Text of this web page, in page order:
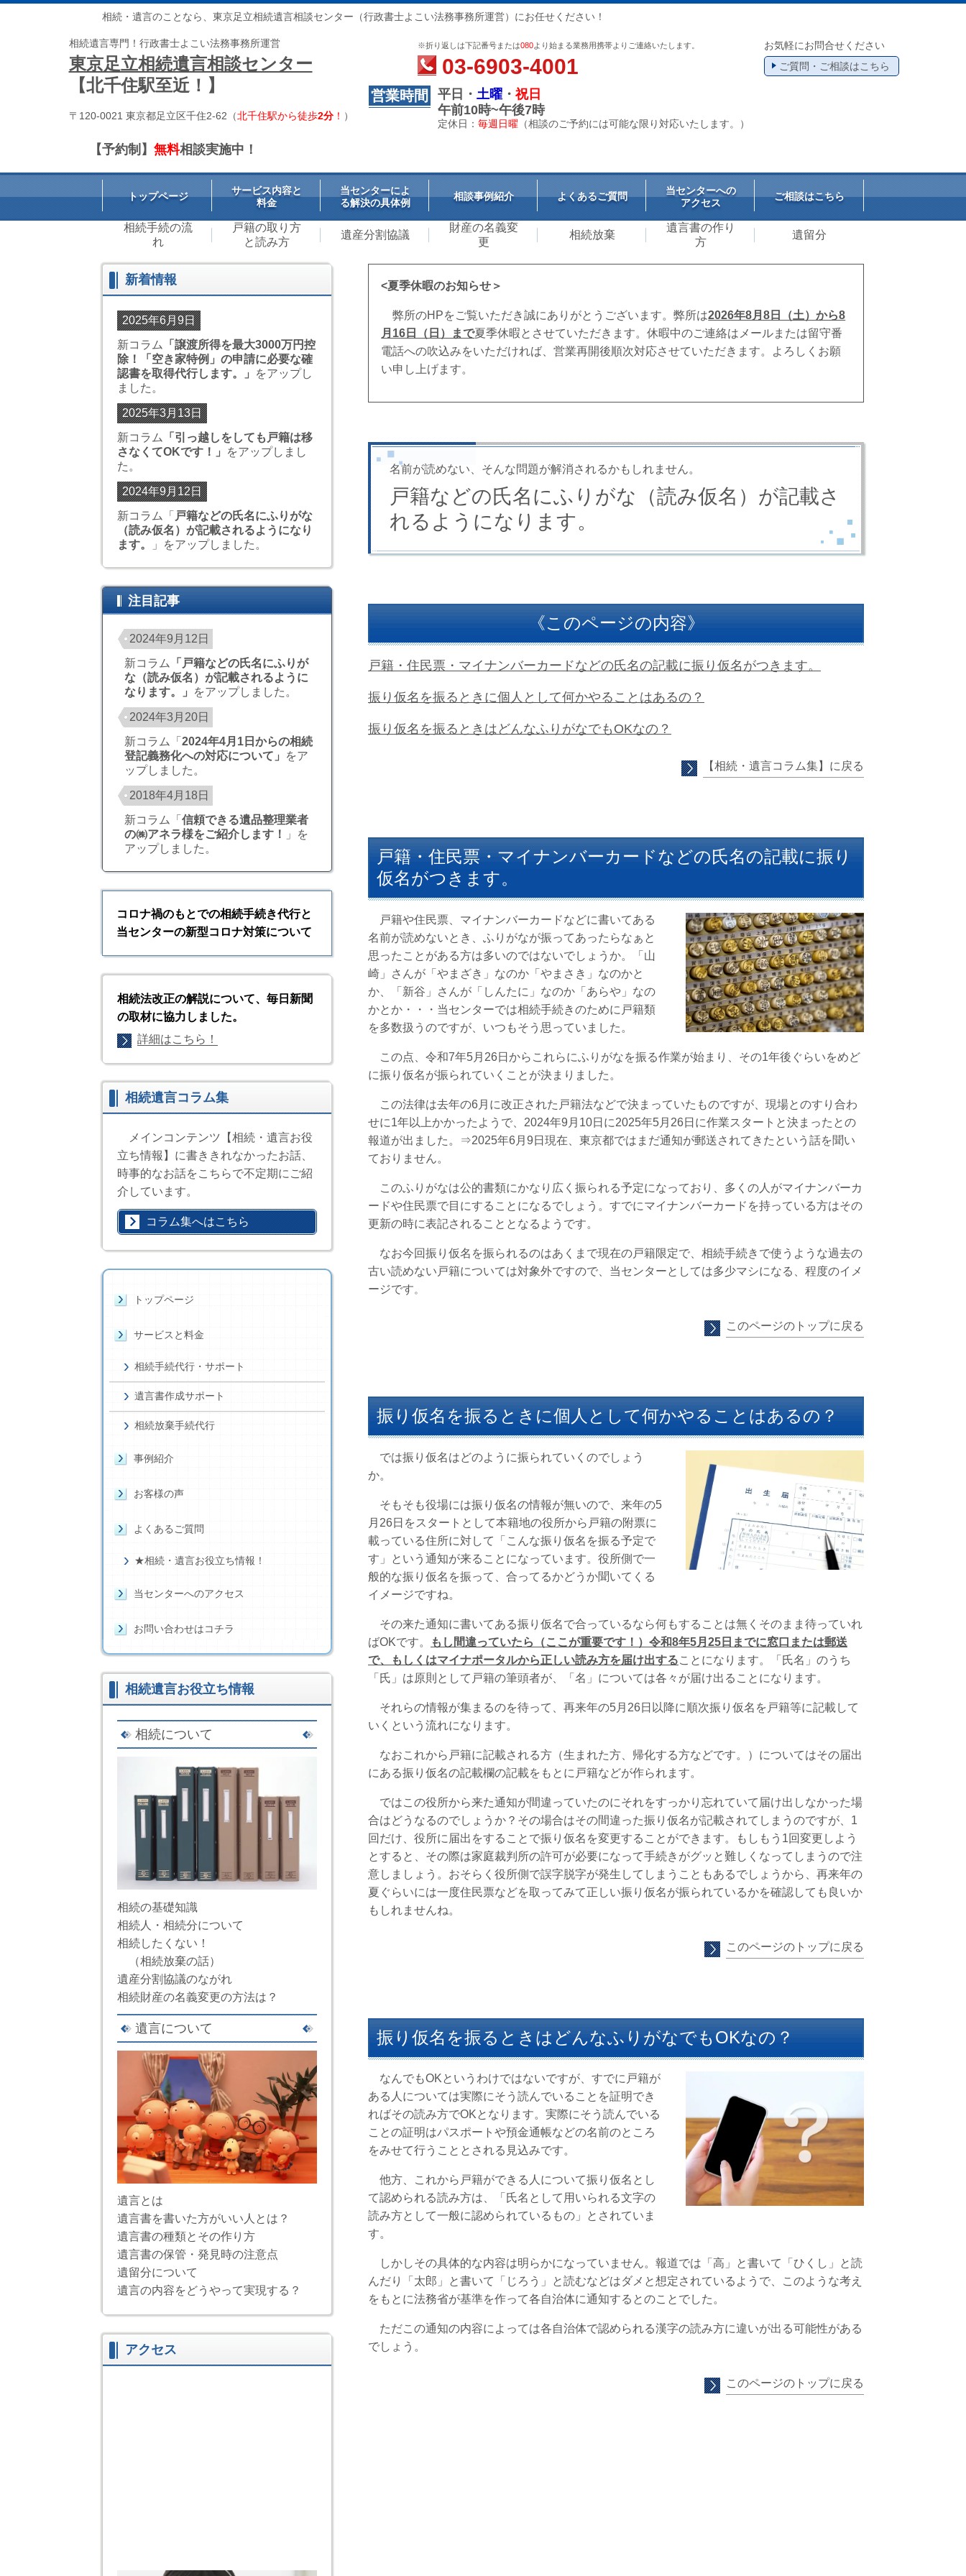
相続・遺言のことなら、東京足立相続遺言相談センター（行政書士よこい法務事務所運営）にお任せください！
相続遺言専門！行政書士よこい法務事務所運営
東京足立相続遺言相談センター
【北千住駅至近！】
〒120-0021 東京都足立区千住2-62（北千住駅から徒歩2分！ ）
【予約制】 無料相談実施中！
※折り返しは下記番号または080より始まる業務用携帯よりご連絡いたします。
03-6903-4001
営業時間 平日・ 土曜・ 祝日
午前10時~午後7時
定休日： 毎週日曜（相談のご予約には可能な限り対応いたします。）
お気軽にお問合せください
ご質問・ご相談はこちら
トップページ
サービス内容と
料金
当センターによ
る解決の具体例
相談事例紹介 よくあるご質問
当センターへの
アクセス
ご相談はこちら
相続手続の流
れ
戸籍の取り方
と読み方
遺産分割協議
財産の名義変
更
相続放棄
遺言書の作り
方
遺留分
<夏季休暇のお知らせ＞
弊所のHPをご覧いただき誠にありがとうございます。弊所は2026年8月8日（土）から8
月16日（日）まで夏季休暇とさせていただきます。休暇中のご連絡はメールまたは留守番
電話への吹込みをいただければ、営業再開後順次対応させていただきます。よろしくお願
い申し上げます。
名前が読めない、そんな問題が解消されるかもしれません。
戸籍などの氏名にふりがな（読み仮名）が記載さ
れるようになります。
《このページの内容》
戸籍・住民票・マイナンバーカードなどの氏名の記載に振り仮名がつきます。
振り仮名を振るときに個人として何かやることはあるの？
振り仮名を振るときはどんなふりがなでもOKなの？
【相続・遺言コラム集】に戻る
戸籍・住民票・マイナンバーカードなどの氏名の記載に振り
仮名がつきます。
戸籍や住民票、マイナンバーカードなどに書いてある
名前が読めないとき、ふりがなが振ってあったらなぁと
思ったことがある方は多いのではないでしょうか。「山
崎」さんが「やまざき」なのか「やまさき」なのかと
か、「新谷」さんが「しんたに」なのか「あらや」なの
かとか・・・当センターでは相続手続きのために戸籍類
を多数扱うのですが、いつもそう思っていました。
この点、令和7年5月 26日からこれらにふりがなを振る作業が始まり、その1年後ぐらいをめど
に振り仮名が振られていくことが決まりました。
この法律は去年の6月に改正された戸籍法などで決まっていたものですが、現場とのすり合わ
せに1年以上かかったようで、 2024年9 月 10日に2025年5月 26日に作業スタートと決まったとの
報道が出ました。⇒2025年6月9日現在、東京都ではまだ通知が郵送されてきたという話を聞い
ておりません。
このふりがなは公的書類にかなり広く振られる予定になっており、多くの人がマイナンバーカ
ードや住民票で目にすることになるでしょう。すでにマイナンバーカードを持っている方はその
更新の時に表記されることとなるようです。
なお今回振り仮名を振られるのはあくまで現在の戸籍限定で、相続手続きで使うような過去の
古い読めない戸籍については対象外ですので、当センターとしては多少マシになる、程度のイメ
ージです。
このページのトップに戻る
振り仮名を振るときに個人として何かやることはあるの？
では振り仮名はどのように振られていくのでしょう
か。
そもそも役場には振り仮名の情報が無いので、来年の5
月 26日をスタートとして本籍地の役所から戸籍の附票に
載っている住所に対して「こんな振り仮名を振る予定で
す」という通知が来ることになっています。役所側で一
般的な振り仮名を振って、合ってるかどうか聞いてくる
イメージですね。
その来た通知に書いてある振り仮名で合っているなら何もすることは無くそのまま待っていれ
ばOKです。 もし間違っていたら（ここが重要です！） 令和8年5月25日までに窓口または郵送
で、もしくはマイナポータルから正しい読み方を届け出することになります。「氏名」のうち
「氏」は原則として戸籍の筆頭者が、「名」については各々が届け出ることになります。
それらの情報が集まるのを待って、再来年の5月 26日以降に順次振り仮名を戸籍等に記載して
いくという流れになります。
なおこれから戸籍に記載される方（生まれた方、帰化する方などです。）についてはその届出
にある振り仮名の記載欄の記載をもとに戸籍などが作られます。
ではこの役所から来た通知が間違っていたのにそれをすっかり忘れていて届け出しなかった場
合はどうなるのでしょうか？その場合はその間違った振り仮名が記載されてしまうのですが、 1
回だけ、役所に届出をすることで振り仮名を変更することができます。もしもう 1回変更しよう
とすると、その際は家庭裁判所の許可が必要になって手続きがグッと難しくなってしまうので注
意しましょう。おそらく役所側で誤字脱字が発生してしまうこともあるでしょうから、再来年の
夏ぐらいには一度住民票などを取ってみて正しい振り仮名が振られているかを確認しても良いか
もしれませんね。
このページのトップに戻る
振り仮名を振るときはどんなふりがなでもOKなの？
なんでもOKというわけではないですが、すでに戸籍が
ある人については実際にそう読んでいることを証明でき
ればその読み方でOKとなります。実際にそう読んでいる
ことの証明はパスポートや預金通帳などの名前のところ
をみせて行うこととされる見込みです。
他方、これから戸籍ができる人について振り仮名とし
て認められる読み方は、「氏名として用いられる文字の
読み方として一般に認められているもの」とされていま
す。
しかしその具体的な内容は明らかになっていません。報道では「高」と書いて「ひくし」と読
んだり「太郎」と書いて「じろう」と読むなどはダメと想定されているようで、このような考え
をもとに法務省が基準を作って各自治体に通知するとのことでした。
ただこの通知の内容によっては各自治体で認められる漢字の読み方に違いが出る可能性がある
でしょう。
このページのトップに戻る
新着情報
2025年6月9日
新コラム
「 譲渡所得を最大3000万円控
除！「空き家特例」の申請に必要な確
認書を取得代行します。
」
をアップし
ました。
2025年3月13日
新コラム
「 引っ越しをしても戸籍は移
さなくてOKです！
」
をアップしまし
た。
2024年9月12日
新コラム「 戸籍などの氏名にふりがな
（読み仮名）が記載されるようになり
ます。
」をアップしました。
注目記事
2024年9月12日
新コラム
「 戸籍などの氏名にふりが
な（読み仮名）が記載されるように
なります。
」 をアップしました。
2024年3月20日
新コラム「 2024年4月1日からの相続
登記義務化への対応について 」
をア
ップしました。
2018年4月18日
新コラム「 信頼できる遺品整理業者
の㈱アネラ様をご紹介します！
」を
アップしました。
コロナ禍のもとでの相続手続き代行と
当センターの新型コロナ対策について
相続法改正の解説について、毎日新聞
の取材に協力しました。
詳細はこちら！
相続遺言コラム集
メインコンテンツ【相続・遺言お役
立ち情報 】に書ききれなかったお話、
時事的なお話をこちらで不定期にご紹
介しています。
コラム集へはこちら
トップページ
サービスと料金
相続手続代行・サポート
遺言書作成サポート
相続放棄手続代行
事例紹介
お客様の声
よくあるご質問
★相続・遺言お役立ち情報！
当センターへのアクセス
お問い合わせはコチラ
相続遺言お役立ち情報
相続について
相続の基礎知識
相続人・相続分について
相続したくない！
（相続放棄の話）
遺産分割協議のながれ
相続財産の名義変更の方法は？
遺言について
遺言とは
遺言書を書いた方がいい人とは？
遺言書の種類とその作り方
遺言書の保管・発見時の注意点
遺留分について
遺言の内容をどうやって実現する？
アクセス